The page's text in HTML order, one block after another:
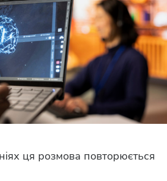
ця розмова повторюється